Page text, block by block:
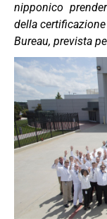
nipponico
della
Bureau, prevista